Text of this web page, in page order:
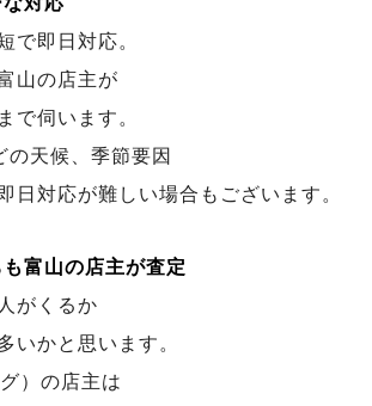
で即日対応。
山の店主が
で伺います。
の天候、季節要因
日対応が難しい場合もございます。
富山の店主が査定
がくるか
いかと思います。
）の店主は